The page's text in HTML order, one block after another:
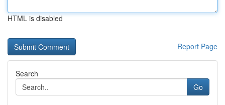
HTML is disabled
Report Page
Search
Go